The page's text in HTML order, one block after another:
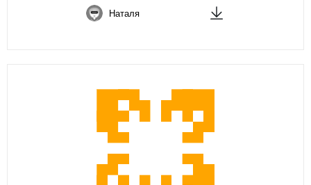
Наталя